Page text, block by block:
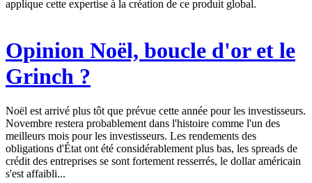
applique cette expertise à la création de ce produit global.
Opinion Noël, boucle d'or et le
Grinch ?
Noël est arrivé plus tôt que prévue cette année pour les investisseurs.
Novembre restera probablement dans l'histoire comme l'un des
meilleurs mois pour les investisseurs. Les rendements des
obligations d'État ont été considérablement plus bas, les spreads de
crédit des entreprises se sont fortement resserrés, le dollar américain
s'est affaibli...